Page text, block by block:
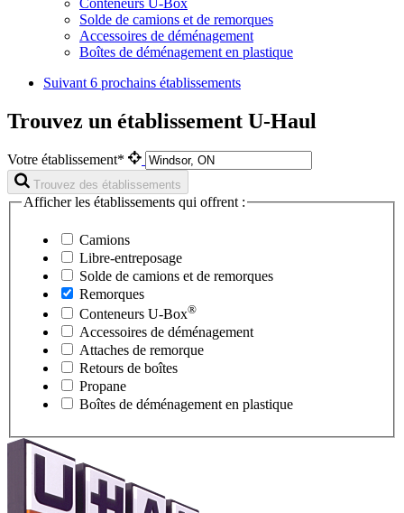
Solde de camions et de remorques
Accessoires de déménagement
Boîtes de déménagement en plastique
Suivant 6 prochains établissements
Trouvez un établissement U-Haul
Votre établissement*
Trouvez des établissements
Afficher les établissements qui offrent :
Camions
Libre-entreposage
Solde de camions et de remorques
Remorques
Conteneurs U-Box®
Accessoires de déménagement
Attaches de remorque
Retours de boîtes
Propane
Boîtes de déménagement en plastique